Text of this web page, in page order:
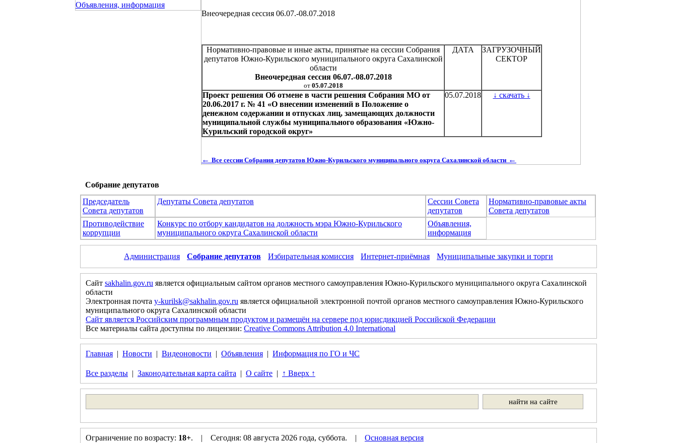
Объявления, информация
Внеочередная сессия 06.07.-08.07.2018
Нормативно-правовые и иные акты, принятые на сессии Собрания
депутатов Южно-Курильского муниципального округа Сахалинской
области
Внеочередная сессия 06.07.-08.07.2018
от 05.07.2018
ДАТА
ЗАГРУЗОЧНЫЙ
СЕКТОР
Проект решения Об отмене в части решения Собрания МО от
20.06.2017 г. № 41 «О внесении изменений в Положение о
денежном содержании и отпусках лиц, замещающих должности
муниципальной службы муниципального образования «Южно-
Курильский городской округ»
05.07.2018 ↓ скачать ↓
← Все сессии Собрания депутатов Южно-Курильского муниципального округа Сахалинской области ←
Собрание депутатов
Председатель
Совета депутатов
Депутаты Совета депутатов
Сессии Совета
депутатов
Нормативно-правовые акты
Совета депутатов
Противодействие
коррупции
Конкурс по отбору кандидатов на должность мэра Южно-Курильского
муниципального округа Сахалинской области
Объявления,
информация
Администрация Собрание депутатов Избирательная комиссия Интернет-приёмная Муниципальные закупки и торги
Сайт sakhalin.gov.ru является официальным сайтом органов местного самоуправления Южно-Курильского муниципального округа Сахалинской
области
Электронная почта y-kurilsk@sakhalin.gov.ru является официальной электронной почтой органов местного самоуправления Южно-Курильского
муниципального округа Сахалинской области
Сайт является Российским программным продуктом и размещён на сервере под юрисдикцией Российской Федерации
Все материалы сайта доступны по лицензии: Creative Commons Attribution 4.0 International
Главная | Новости | Видеоновости | Объявления | Информация по ГО и ЧС
Все разделы | Законодательная карта сайта | О сайте | ↑ Вверх ↑
Ограничение по возрасту: 18+. | Сегодня: 08 августа 2026 года, суббота. | Основная версия